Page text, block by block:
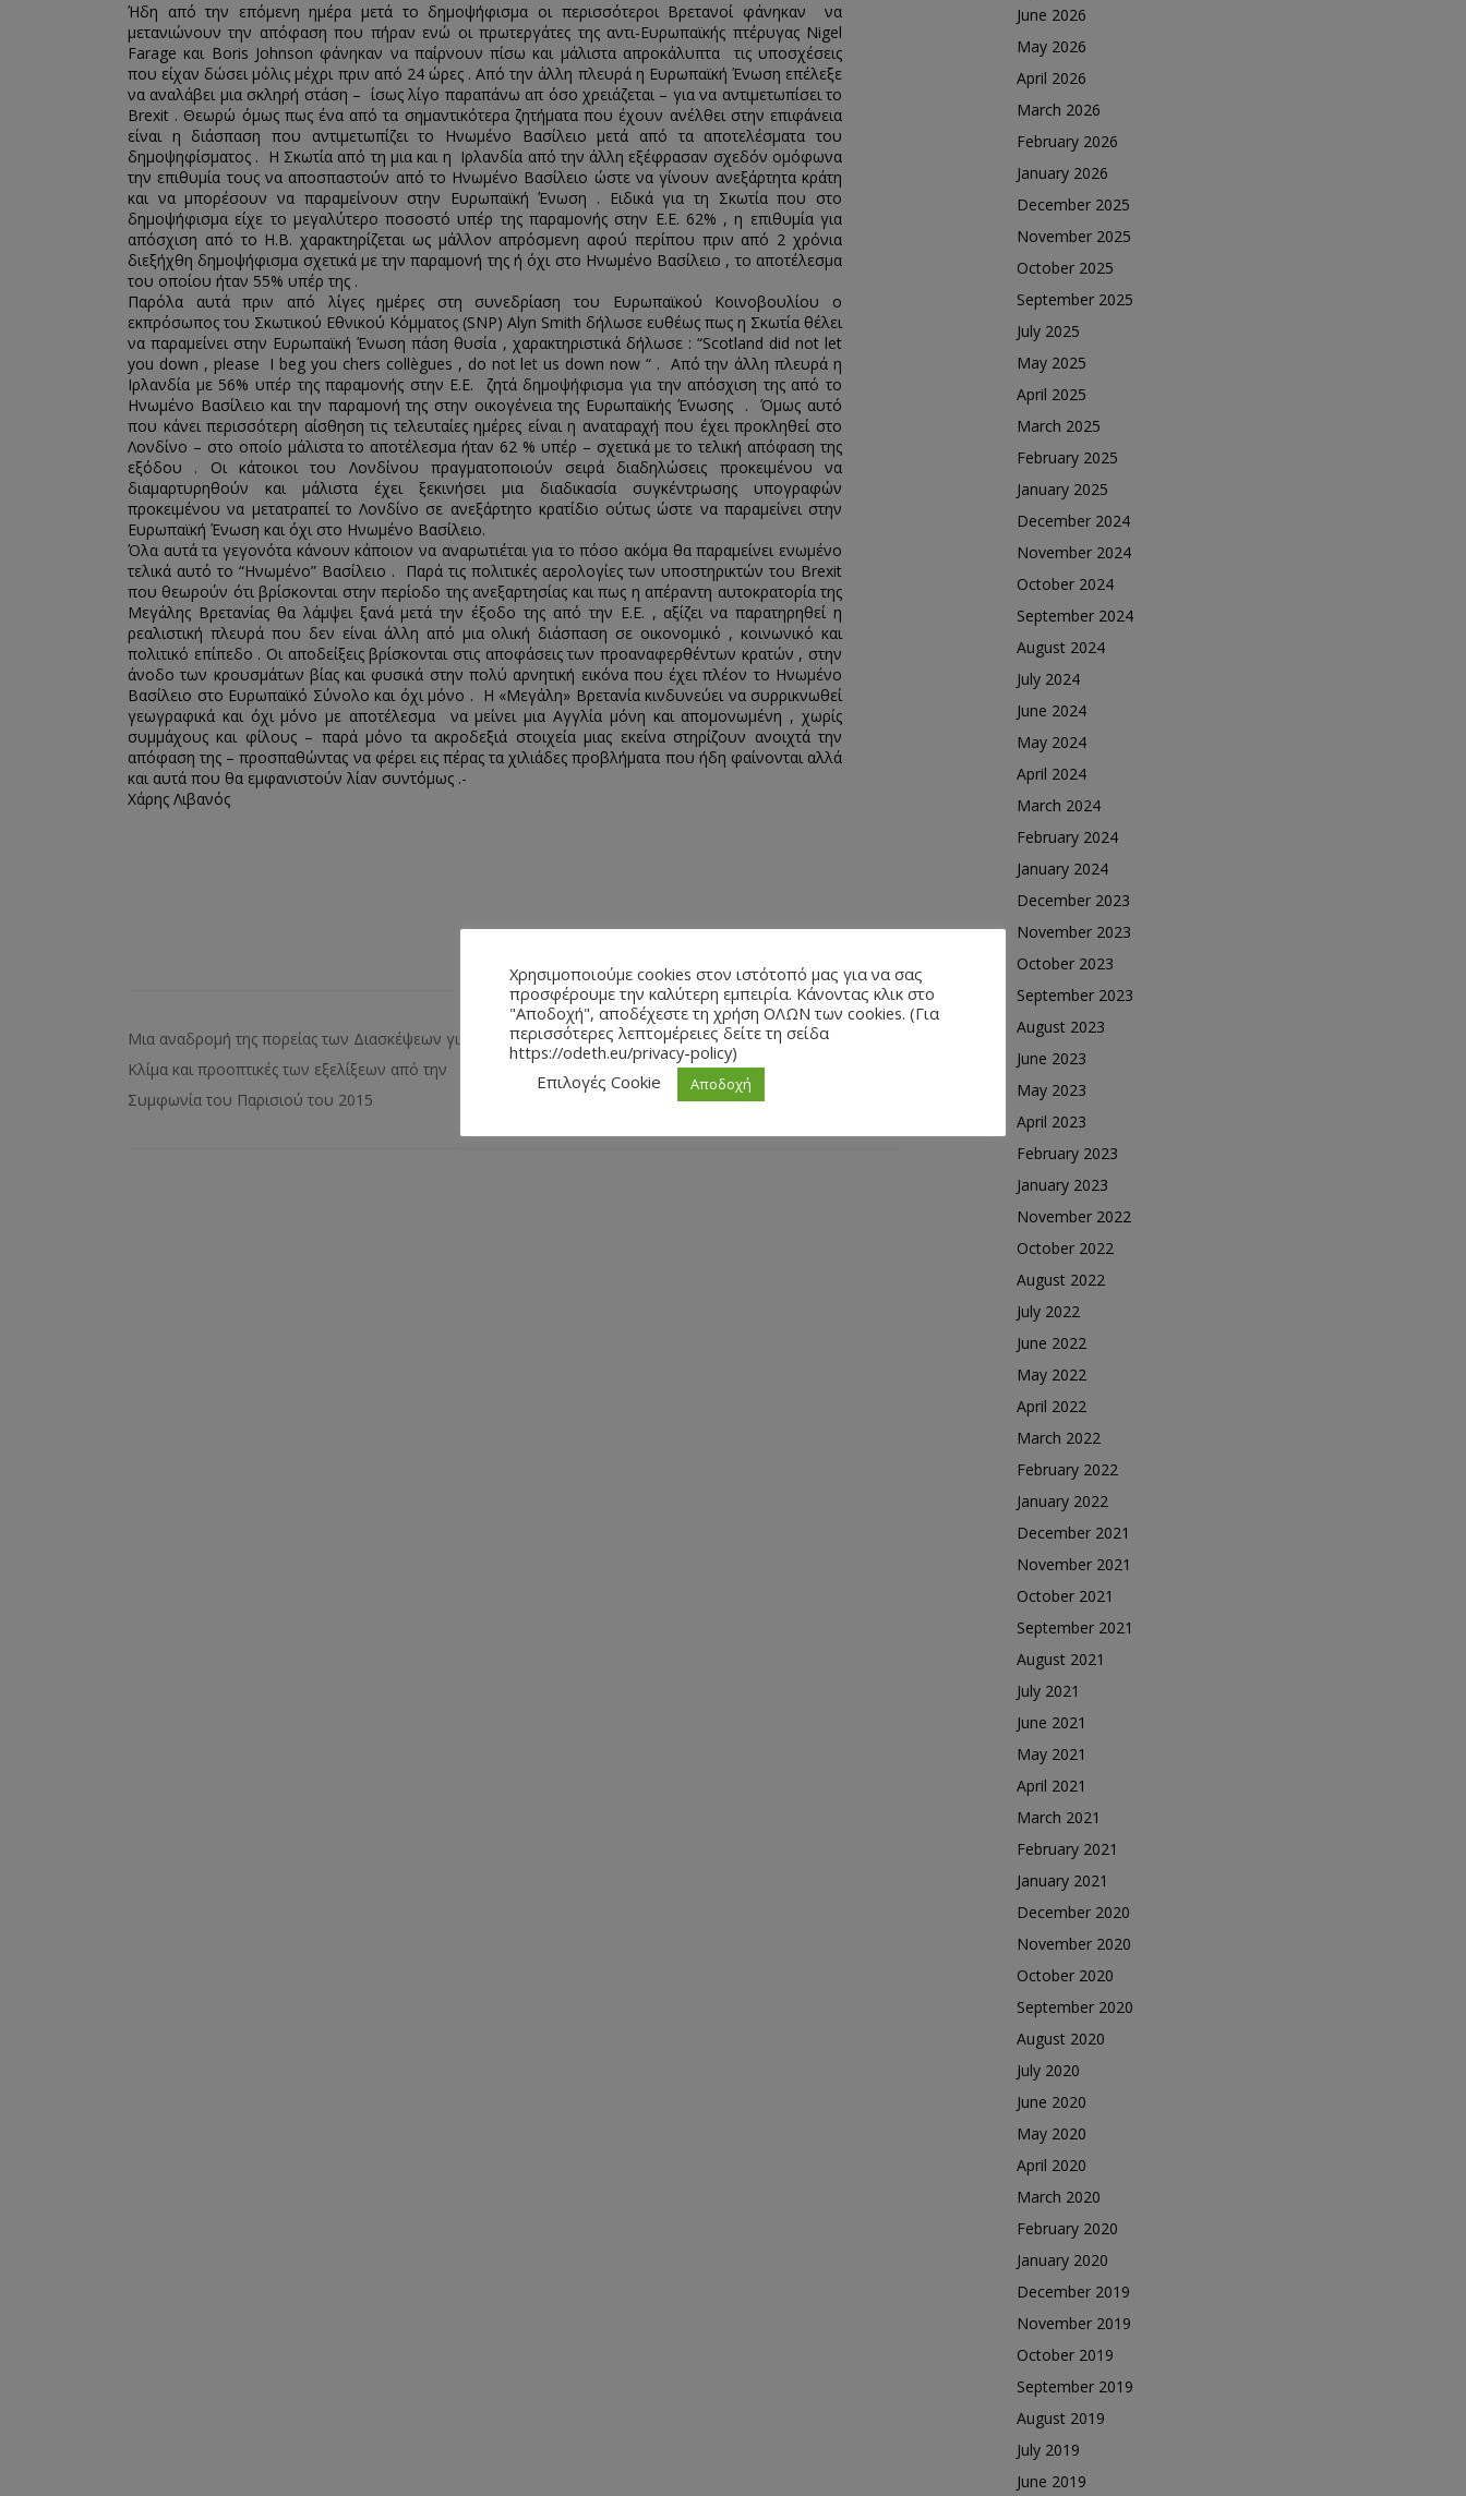
Ήδη από την επόμενη ημέρα μετά το δημοψήφισμα οι περισσότεροι Βρετανοί φάνηκαν να
μετανιώνουν την απόφαση που πήραν ενώ οι πρωτεργάτες της αντι-Ευρωπαϊκής πτέρυγας Nigel
Farage και Boris Johnson φάνηκαν να παίρνουν πίσω και μάλιστα απροκάλυπτα τις υποσχέσεις
που είχαν δώσει μόλις μέχρι πριν από 24 ώρες . Από την άλλη πλευρά η Ευρωπαϊκή Ένωση επέλεξε
να αναλάβει μια σκληρή στάση – ίσως λίγο παραπάνω απ όσο χρειάζεται – για να αντιμετωπίσει το
Brexit . Θεωρώ όμως πως ένα από τα σημαντικότερα ζητήματα που έχουν ανέλθει στην επιφάνεια
είναι η διάσπαση που αντιμετωπίζει το Ηνωμένο Βασίλειο μετά από τα αποτελέσματα του
δημοψηφίσματος . Η Σκωτία από τη μια και η Ιρλανδία από την άλλη εξέφρασαν σχεδόν ομόφωνα
την επιθυμία τους να αποσπαστούν από το Ηνωμένο Βασίλειο ώστε να γίνουν ανεξάρτητα κράτη
και να μπορέσουν να παραμείνουν στην Ευρωπαϊκή Ένωση . Ειδικά για τη Σκωτία που στο
δημοψήφισμα είχε το μεγαλύτερο ποσοστό υπέρ της παραμονής στην Ε.Ε. 62% , η επιθυμία για
απόσχιση από το Η.Β. χαρακτηρίζεται ως μάλλον απρόσμενη αφού περίπου πριν από 2 χρόνια
διεξήχθη δημοψήφισμα σχετικά με την παραμονή της ή όχι στο Ηνωμένο Βασίλειο , το αποτέλεσμα
του οποίου ήταν 55% υπέρ της .
Παρόλα αυτά πριν από λίγες ημέρες στη συνεδρίαση του Ευρωπαϊκού Κοινοβουλίου ο
εκπρόσωπος του Σκωτικού Εθνικού Κόμματος (SNP) Alyn Smith δήλωσε ευθέως πως η Σκωτία θέλει
να παραμείνει στην Ευρωπαϊκή Ένωση πάση θυσία , χαρακτηριστικά δήλωσε : “Scotland did not let
you down , please I beg you chers collègues , do not let us down now “ . Από την άλλη πλευρά η
Ιρλανδία με 56% υπέρ της παραμονής στην Ε.Ε. ζητά δημοψήφισμα για την απόσχιση της από το
Ηνωμένο Βασίλειο και την παραμονή της στην οικογένεια της Ευρωπαϊκής Ένωσης . Όμως αυτό
που κάνει περισσότερη αίσθηση τις τελευταίες ημέρες είναι η αναταραχή που έχει προκληθεί στο
Λονδίνο – στο οποίο μάλιστα το αποτέλεσμα ήταν 62 % υπέρ – σχετικά με το τελική απόφαση της
εξόδου . Οι κάτοικοι του Λονδίνου πραγματοποιούν σειρά διαδηλώσεις προκειμένου να
διαμαρτυρηθούν και μάλιστα έχει ξεκινήσει μια διαδικασία συγκέντρωσης υπογραφών
προκειμένου να μετατραπεί το Λονδίνο σε ανεξάρτητο κρατίδιο ούτως ώστε να παραμείνει στην
Ευρωπαϊκή Ένωση και όχι στο Ηνωμένο Βασίλειο.
Όλα αυτά τα γεγονότα κάνουν κάποιον να αναρωτιέται για το πόσο ακόμα θα παραμείνει ενωμένο
τελικά αυτό το “Ηνωμένο” Βασίλειο . Παρά τις πολιτικές αερολογίες των υποστηρικτών του Brexit
που θεωρούν ότι βρίσκονται στην περίοδο της ανεξαρτησίας και πως η απέραντη αυτοκρατορία της
Μεγάλης Βρετανίας θα λάμψει ξανά μετά την έξοδο της από την Ε.Ε. , αξίζει να παρατηρηθεί η
ρεαλιστική πλευρά που δεν είναι άλλη από μια ολική διάσπαση σε οικονομικό , κοινωνικό και
πολιτικό επίπεδο . Οι αποδείξεις βρίσκονται στις αποφάσεις των προαναφερθέντων κρατών , στην
άνοδο των κρουσμάτων βίας και φυσικά στην πολύ αρνητική εικόνα που έχει πλέον το Ηνωμένο
Βασίλειο στο Ευρωπαϊκό Σύνολο και όχι μόνο . Η «Μεγάλη» Βρετανία κινδυνεύει να συρρικνωθεί
γεωγραφικά και όχι μόνο με αποτέλεσμα να μείνει μια Αγγλία μόνη και απομονωμένη , χωρίς
συμμάχους και φίλους – παρά μόνο τα ακροδεξιά στοιχεία μιας εκείνα στηρίζουν ανοιχτά την
απόφαση της – προσπαθώντας να φέρει εις πέρας τα χιλιάδες προβλήματα που ήδη φαίνονται αλλά
και αυτά που θα εμφανιστούν λίαν συντόμως .-
Χάρης Λιβανός
Μια αναδρομή της πορείας των Διασκέψεων για το
Κλίμα και προοπτικές των εξελίξεων από την
Συμφωνία του Παρισιού του 2015
Το BREXIT υπό το πρίσμα του άρθρου 50 της
Συνθήκης Λισαβόνας.
June 2026
May 2026
April 2026
March 2026
February 2026
January 2026
December 2025
November 2025
October 2025
September 2025
July 2025
May 2025
April 2025
March 2025
February 2025
January 2025
December 2024
November 2024
October 2024
September 2024
August 2024
July 2024
June 2024
May 2024
April 2024
March 2024
February 2024
January 2024
December 2023
November 2023
October 2023
September 2023
August 2023
June 2023
May 2023
April 2023
February 2023
January 2023
November 2022
October 2022
August 2022
July 2022
June 2022
May 2022
April 2022
March 2022
February 2022
January 2022
December 2021
November 2021
October 2021
September 2021
August 2021
July 2021
June 2021
May 2021
April 2021
March 2021
February 2021
January 2021
December 2020
November 2020
October 2020
September 2020
August 2020
July 2020
June 2020
May 2020
April 2020
March 2020
February 2020
January 2020
December 2019
November 2019
October 2019
September 2019
August 2019
July 2019
June 2019
Χρησιμοποιούμε cookies στον ιστότοπό μας για να σας
προσφέρουμε την καλύτερη εμπειρία. Κάνοντας κλικ στο
"Αποδοχή", αποδέχεστε τη χρήση ΟΛΩΝ των cookies. (Για
περισσότερες λεπτομέρειες δείτε τη σείδα
https://odeth.eu/privacy-policy)
Επιλογές Cookie
Αποδοχή